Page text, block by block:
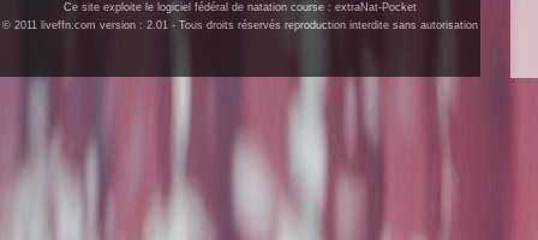
Ce site exploite le logiciel fédéral de natation course : extraNat-Pocket
© 2011 liveffn.com version : 2.01 - Tous droits réservés reproduction interdite sans autorisation